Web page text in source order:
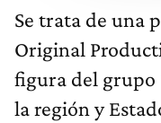
Se trata de una
Original
figura del grupo
la región y